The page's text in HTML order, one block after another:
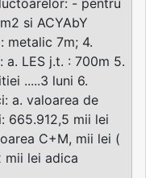
si ACYAbY
metalic 7m; 4.
LES j.t. : 700m 5.
.....3 luni 6.
a. valoarea de
665.912,5 mii lei
C+M, mii lei (
mii lei adica